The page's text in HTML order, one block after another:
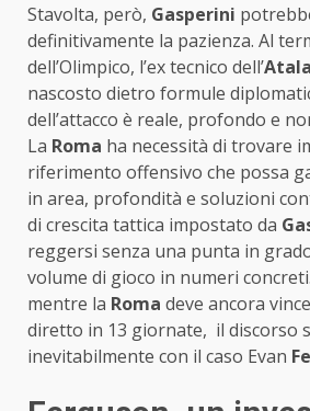
Stavolta, però, Gasperini
definitivamente la pazienza. Al
dell’Olimpico, l’ex tecnico dell’
nascosto dietro formule
dell’attacco è reale, profondo e
La Roma ha necessità di trovare
riferimento offensivo che possa
in area, profondità e soluzioni
di crescita tattica impostato da
reggersi senza una punta in
volume di gioco in numeri
mentre la Roma deve ancora
diretto in 13 giornate, il discorso
inevitabilmente con il caso Evan